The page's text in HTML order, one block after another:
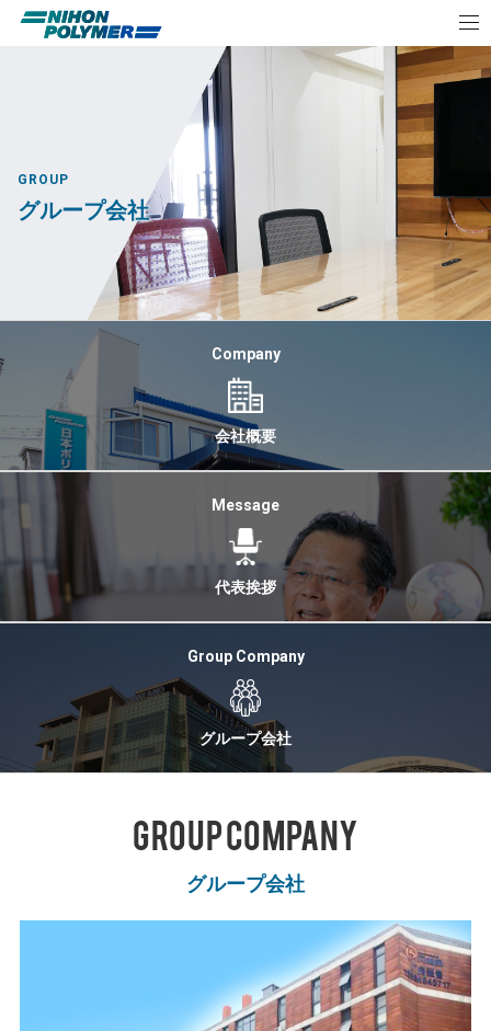
GROUP
グループ会社
Company
会社概要
Message
代表挨拶
Group Company
グループ会社
GROUP COMPANY
グループ会社